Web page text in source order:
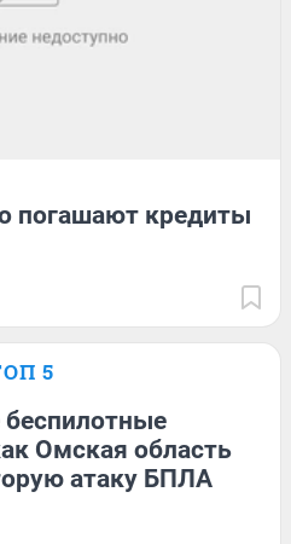
погашают кредиты
5
Омская область
атаку БПЛА